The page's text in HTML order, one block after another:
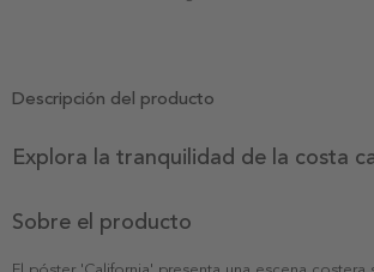
Descripción del producto
Explora la tranquilidad de la costa
Sobre el producto